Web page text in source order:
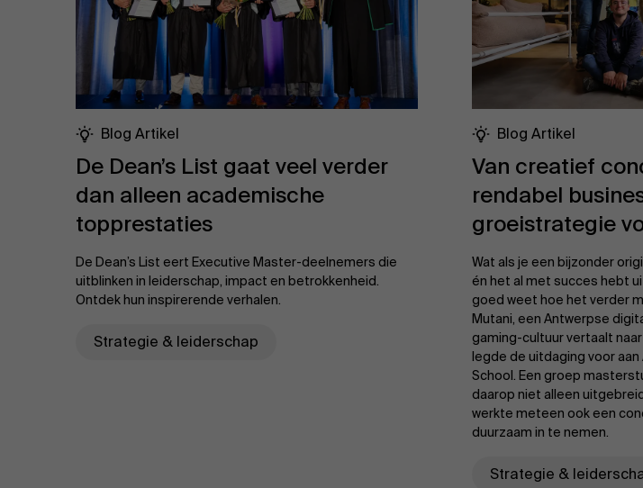
Blog Artikel
De Dean’s List gaat veel verder
dan alleen academische
topprestaties
De Dean’s List eert Executive Master-deelnemers die
uitblinken in leiderschap, impact en betrokkenheid.
Ontdek hun inspirerende verhalen.
Strategie & leiderschap
Blog Artikel
Van creatief
rendabel
groeistrategie
Wat als je een bijzonder
én het al met succes hebt
goed weet hoe het verder
Mutani, een Antwerpse
gaming-cultuur vertaalt
legde de uitdaging voor
School. Een groep
daarop niet alleen
werkte meteen ook een
duurzaam in te nemen.
Strategie &